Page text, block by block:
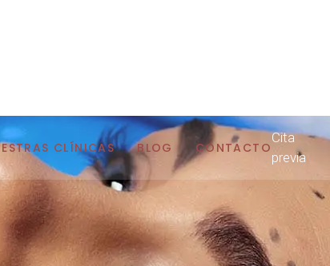
CLÍNICAS BLOG CONTACTO
Cita
previa